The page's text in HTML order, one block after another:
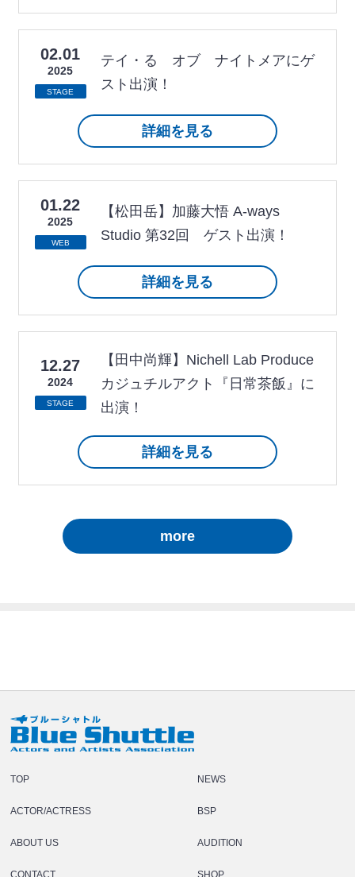
02.01
2025
STAGE
テイ・る オブ ナイトメアにゲ
スト出演！
詳細を見る
01.22
2025
WEB
【松田岳】加藤大悟 A-ways
Studio 第32回 ゲスト出演！
詳細を見る
12.27
2024
STAGE
【田中尚輝】Nichell Lab Produce
カジュチルアクト『日常茶飯』に
出演！
詳細を見る
more
TOP NEWS
ACTOR/ACTRESS BSP
ABOUT US AUDITION